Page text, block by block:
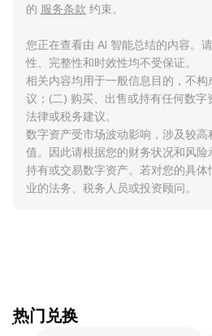
的 服务条款 约束。
您正在查看由 AI 智能总结的内容。
性、完整性和时效性均不受保证。
相关内容均用于一般信息目的，不
议；(二) 购买、出售或持有任何数字
法律或税务建议。
数字资产受市场波动影响，涉及较高
值。因此请根据您的财务状况和风
持有或交易数字资产。若对您的具
业的法务、税务人员或投资顾问。
ִִִִִִִִִִִִִִִִִִִִִִִִִִִִִִִִִִִִִִִִִִִִִִִִ热门兑换